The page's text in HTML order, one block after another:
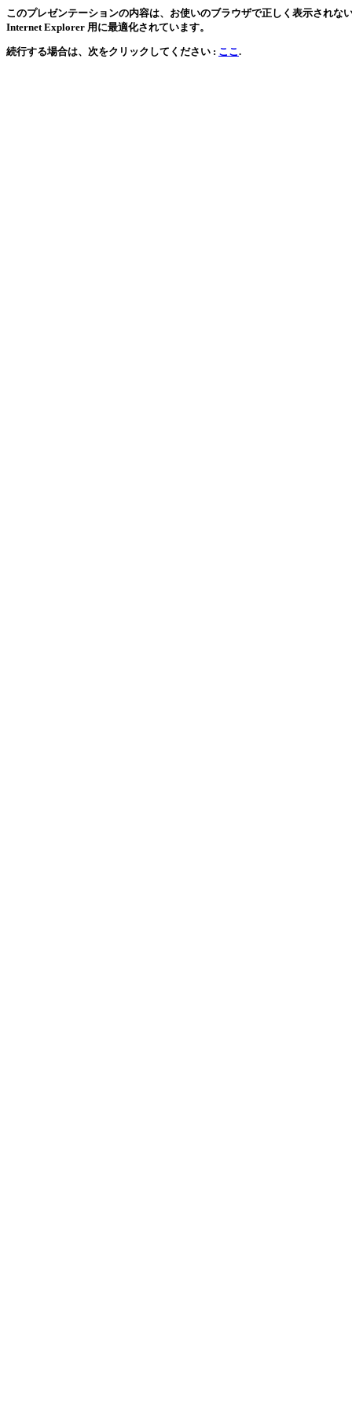
このプレゼンテーションの内容は、お使いのブラウザで正しく表示され
Internet Explorer 用に最適化されています。
続行する場合は、次をクリックしてください : ここ.